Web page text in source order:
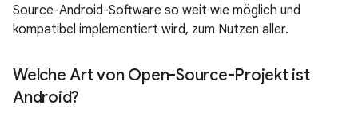
Source-Android-Software so weit wie möglich und
kompatibel implementiert wird, zum Nutzen aller.
Welche Art von Open-Source-Projekt ist
Android?